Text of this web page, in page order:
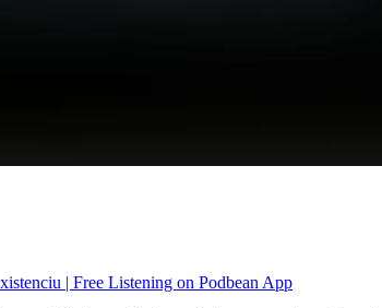
| Free Listening on Podbean App